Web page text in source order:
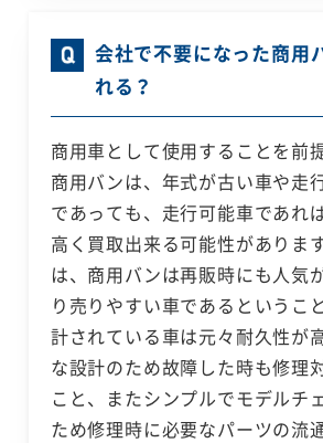
会社で不要になった商用
れる？
商用車として使用することを前
商用バンは、年式が古い車や走
であっても、走行可能車であれ
高く買取出来る可能性がありま
は、商用バンは再販時にも人気
り売りやすい車であるというこ
計されている車は元々耐久性が
な設計のため故障した時も修理
こと、またシンプルでモデルチ
ため修理時に必要なパーツの流